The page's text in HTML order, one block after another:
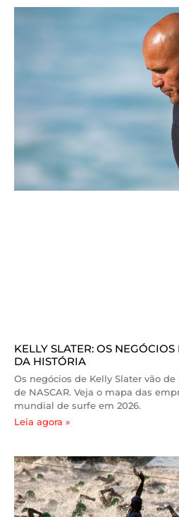
KELLY SLATER: OS
DA HISTÓRIA
Os negócios de Kelly Slater vão
de NASCAR. Veja o mapa das
mundial de surfe em 2026.
Leia agora »